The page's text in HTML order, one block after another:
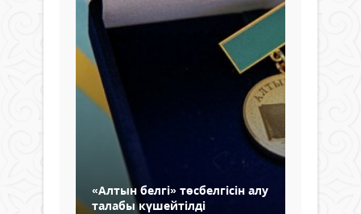
«Алтын белгі» төсбелгісін алу
талабы күшейтілді